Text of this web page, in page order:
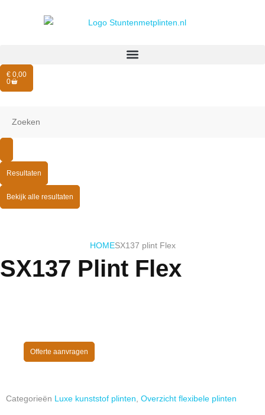
€ 0,00
0
Resultaten
Bekijk alle resultaten
HOMESX137 plint Flex
SX137 Plint Flex
Offerte aanvragen
Categorieën Luxe kunststof plinten Overzicht flexibele plinten